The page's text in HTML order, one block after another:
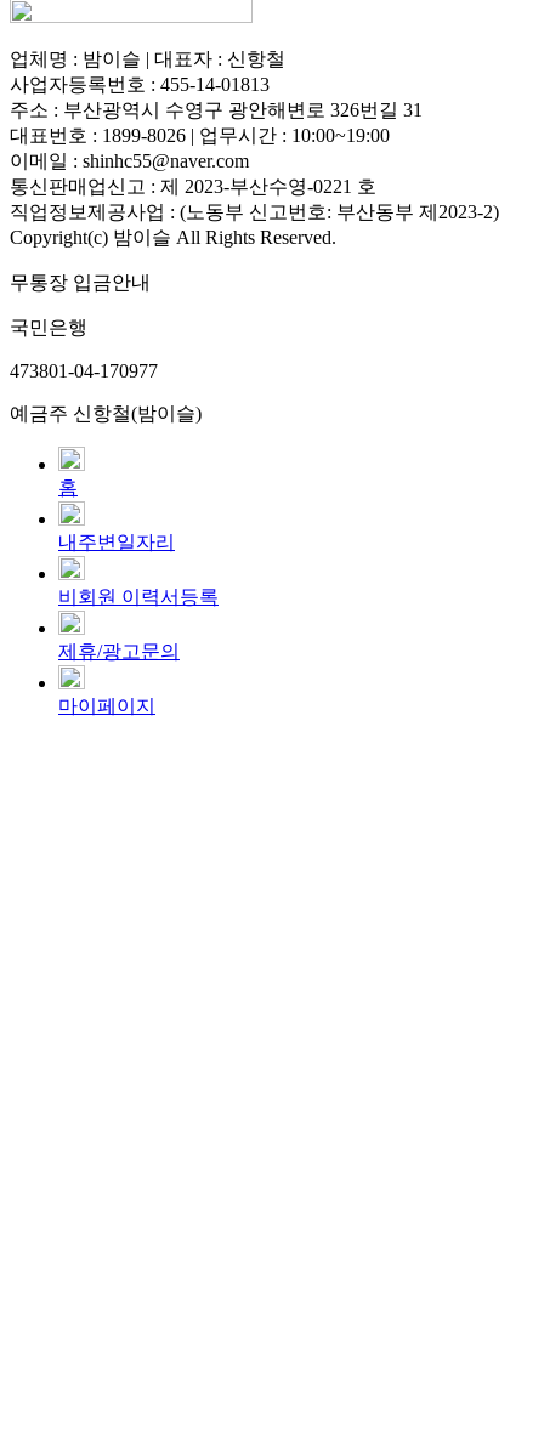
업체명 : 밤이슬 | 대표자 : 신항철
사업자등록번호 : 455-14-01813
주소 : 부산광역시 수영구 광안해변로 326번길 31
대표번호 : 1899-8026 | 업무시간 : 10:00~19:00
이메일 : shinhc55@naver.com
통신판매업신고 : 제 2023-부산수영-0221 호
직업정보제공사업 : (노동부 신고번호: 부산동부 제2023-2)
Copyright(c) 밤이슬 All Rights Reserved.
무통장 입금안내
국민은행
473801-04-170977
예금주 신항철(밤이슬)
홈
내주변일자리
비회원 이력서등록
제휴/광고문의
마이페이지